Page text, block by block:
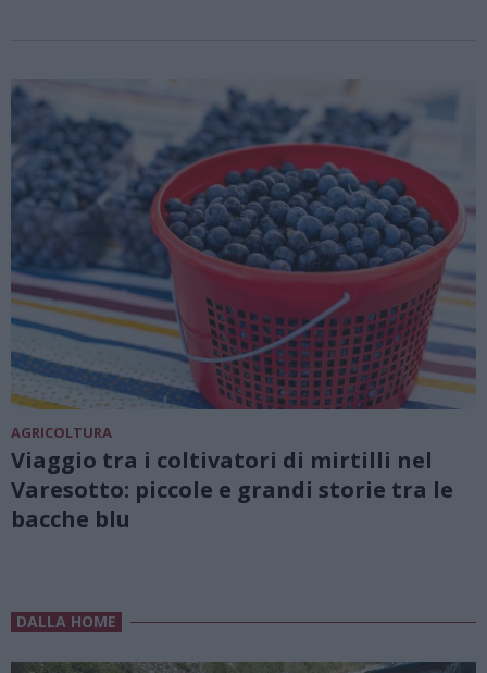
AGRICOLTURA
Viaggio tra i coltivatori di mirtilli nel
Varesotto: piccole e grandi storie tra le
bacche blu
DALLA HOME